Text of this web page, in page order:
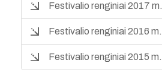
Festivalio renginiai 2017 m.
Festivalio renginiai 2016 m.
Festivalio renginiai 2015 m.